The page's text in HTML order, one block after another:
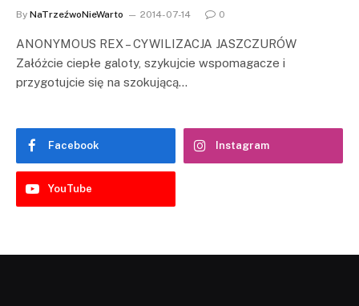
By NaTrzeźwoNieWarto 2014-07-14 0
ANONYMOUS REX – CYWILIZACJA JASZCZURÓW
Załóżcie ciepłe galoty, szykujcie wspomagacze i
przygotujcie się na szokującą…
Facebook Instagram
YouTube